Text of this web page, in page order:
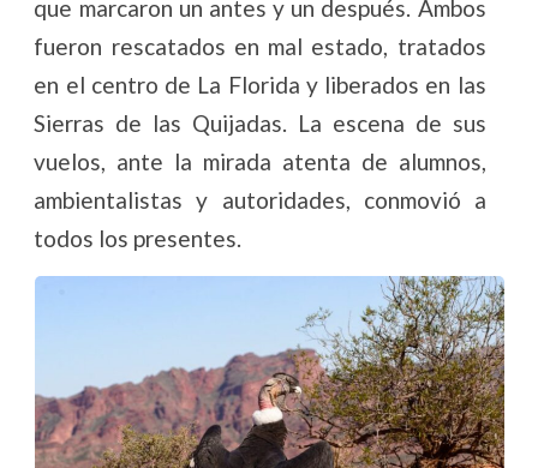
que marcaron un antes y un después. Ambos
fueron rescatados en mal estado, tratados
en el centro de La Florida y liberados en las
Sierras de las Quijadas. La escena de sus
vuelos, ante la mirada atenta de alumnos,
ambientalistas y autoridades, conmovió a
todos los presentes.